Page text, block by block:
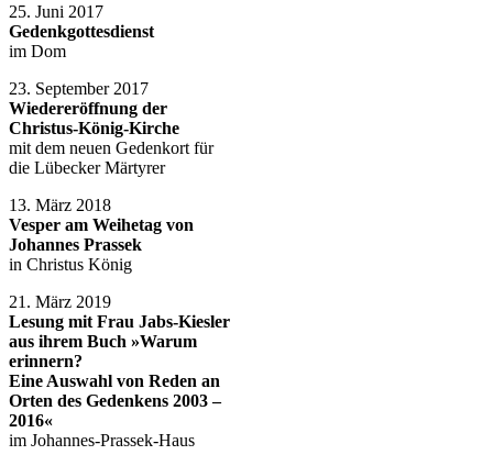
25. Juni 2017
Gedenkgottesdienst
im Dom
23. September 2017
Wiedereröffnung der
Christus-König-Kirche
mit dem neuen Gedenkort für
die Lübecker Märtyrer
13. März 2018
Vesper am Weihetag von
Johannes Prassek
in Christus König
21. März 2019
Lesung mit Frau Jabs-Kiesler
aus ihrem Buch »Warum
erinnern?
Eine Auswahl von Reden an
Orten des Gedenkens 2003 –
2016«
im Johannes-Prassek-Haus